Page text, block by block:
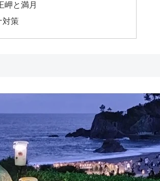
岬と満月
対策